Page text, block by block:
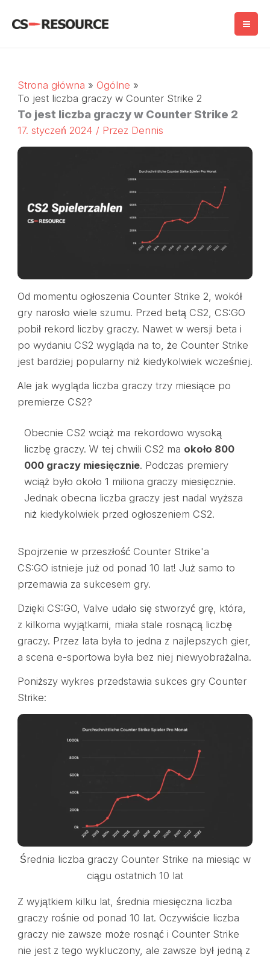
Strona główna
Ogólne
To jest liczba graczy w Counter Strike 2
To jest liczba graczy w Counter Strike 2
17. styczeń 2024 / Przez Dennis
Od momentu ogłoszenia Counter Strike 2, wokół
gry narosło wiele szumu. Przed betą CS2, CS:GO
pobił rekord liczby graczy. Nawet w wersji beta i
po wydaniu CS2 wygląda na to, że Counter Strike
jest bardziej popularny niż kiedykolwiek wcześniej.
Ale jak wygląda liczba graczy trzy miesiące po
premierze CS2?
Obecnie CS2 wciąż ma rekordowo wysoką
liczbę graczy. W tej chwili CS2 ma około 800
000 graczy miesięcznie. Podczas premiery
wciąż było około 1 miliona graczy miesięcznie.
Jednak obecna liczba graczy jest nadal wyższa
niż kiedykolwiek przed ogłoszeniem CS2.
Spojrzenie w przeszłość Counter Strike'a
CS:GO istnieje już od ponad 10 lat! Już samo to
przemawia za sukcesem gry.
Dzięki CS:GO, Valve udało się stworzyć grę, która,
z kilkoma wyjątkami, miała stale rosnącą liczbę
graczy. Przez lata była to jedna z najlepszych gier,
a scena e-sportowa była bez niej niewyobrażalna.
Poniższy wykres przedstawia sukces gry Counter
Strike:
Średnia liczba graczy Counter Strike na miesiąc w
ciągu ostatnich 10 lat
Z wyjątkiem kilku lat, średnia miesięczna liczba
graczy rośnie od ponad 10 lat. Oczywiście liczba
graczy nie zawsze może rosnąć i Counter Strike
nie jest z tego wykluczony, ale zawsze był jedną z